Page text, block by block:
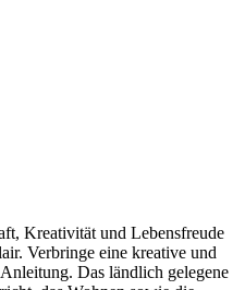
Kreativität und Lebensfreude
Verbringe eine kreative und
Das ländlich gelegene